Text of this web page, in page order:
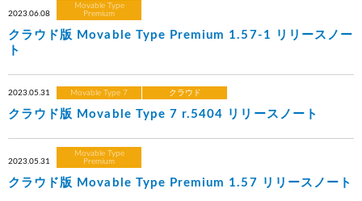
2023.06.08
Movable Type
Premium
クラウド版 Movable Type Premium 1.57-1 リリースノー
ト
2023.05.31 Movable Type 7 クラウド
クラウド版 Movable Type 7 r.5404 リリースノート
2023.05.31
Movable Type
Premium
クラウド版 Movable Type Premium 1.57 リリースノート